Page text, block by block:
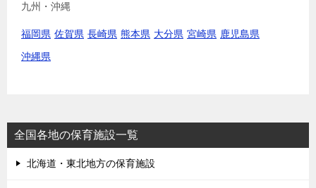
九州・沖縄
福岡県 佐賀県 長崎県 熊本県 大分県 宮崎県 鹿児島県
沖縄県
全国各地の保育施設一覧
北海道・東北地方の保育施設